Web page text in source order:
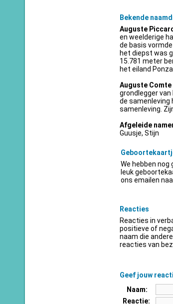
Bekende
Auguste Piccard
en weelderige
de basis
het diepst was
15.781 meter
het eiland
Auguste Comte
grondlegger
de samenleving
samenleving.
Afgeleide
Guusje, Stijn
We hebben nog
leuk
ons emailen
Reacties
Reacties in
positieve of
naam die
reacties van
Geef jouw
Naam:
Reactie: